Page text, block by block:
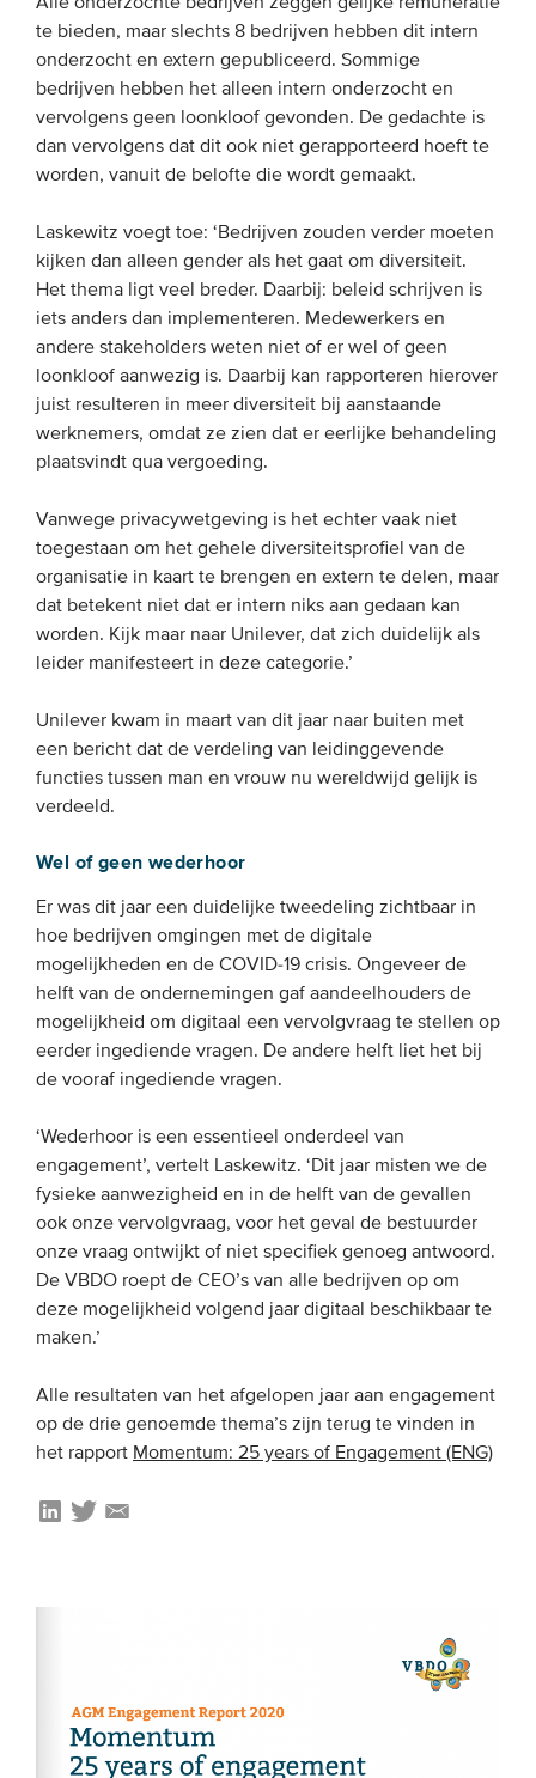
Alle onderzochte bedrijven zeggen gelijke remuneratie
te bieden, maar slechts 8 bedrijven hebben dit intern
onderzocht en extern gepubliceerd. Sommige
bedrijven hebben het alleen intern onderzocht en
vervolgens geen loonkloof gevonden. De gedachte is
dan vervolgens dat dit ook niet gerapporteerd hoeft te
worden, vanuit de belofte die wordt gemaakt.
Laskewitz voegt toe: ‘Bedrijven zouden verder moeten
kijken dan alleen gender als het gaat om diversiteit.
Het thema ligt veel breder. Daarbij: beleid schrijven is
iets anders dan implementeren. Medewerkers en
andere stakeholders weten niet of er wel of geen
loonkloof aanwezig is. Daarbij kan rapporteren hierover
juist resulteren in meer diversiteit bij aanstaande
werknemers, omdat ze zien dat er eerlijke behandeling
plaatsvindt qua vergoeding.
Vanwege privacywetgeving is het echter vaak niet
toegestaan om het gehele diversiteitsprofiel van de
organisatie in kaart te brengen en extern te delen, maar
dat betekent niet dat er intern niks aan gedaan kan
worden. Kijk maar naar Unilever, dat zich duidelijk als
leider manifesteert in deze categorie.’
Unilever kwam in maart van dit jaar naar buiten met
een bericht dat de verdeling van leidinggevende
functies tussen man en vrouw nu wereldwijd gelijk is
verdeeld.
Wel of geen wederhoor
Er was dit jaar een duidelijke tweedeling zichtbaar in
hoe bedrijven omgingen met de digitale
mogelijkheden en de COVID-19 crisis. Ongeveer de
helft van de ondernemingen gaf aandeelhouders de
mogelijkheid om digitaal een vervolgvraag te stellen op
eerder ingediende vragen. De andere helft liet het bij
de vooraf ingediende vragen.
‘Wederhoor is een essentieel onderdeel van
engagement’, vertelt Laskewitz. ‘Dit jaar misten we de
fysieke aanwezigheid en in de helft van de gevallen
ook onze vervolgvraag, voor het geval de bestuurder
onze vraag ontwijkt of niet specifiek genoeg antwoord.
De VBDO roept de CEO’s van alle bedrijven op om
deze mogelijkheid volgend jaar digitaal beschikbaar te
maken.’
Alle resultaten van het afgelopen jaar aan engagement
op de drie genoemde thema’s zijn terug te vinden in
het rapport Momentum: 25 years of Engagement (ENG)